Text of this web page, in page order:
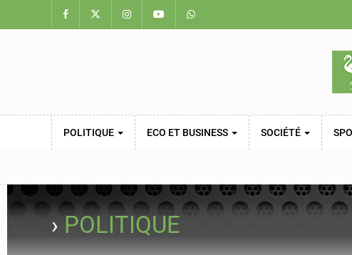
POLITIQUE ECO ET BUSINESS SOCIÉTÉ
› POLITIQUE